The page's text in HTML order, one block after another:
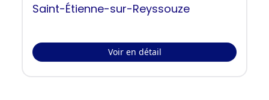
Saint-Étienne-sur-Reyssouze
Voir en détail